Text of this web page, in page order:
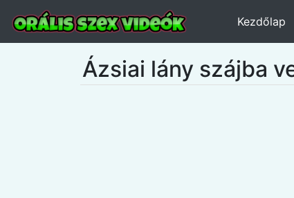
Kezdőlap
Ázsiai lány szájba